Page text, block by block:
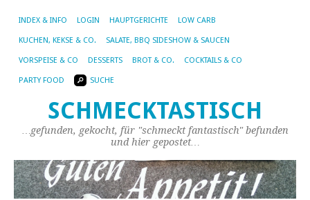
INDEX & INFO LOGIN HAUPTGERICHTE LOW CARB
KUCHEN, KEKSE & CO. SALATE, BBQ SIDESHOW & SAUCEN
VORSPEISE & CO DESSERTS BROT & CO. COCKTAILS & CO
PARTY FOOD SUCHE
SCHMECKTASTISCH
…gefunden, gekocht, für "schmeckt fantastisch" befunden
und hier gepostet…